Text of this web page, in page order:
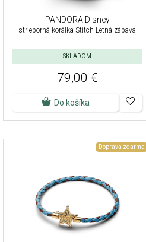
PANDORA Disney
strieborná korálka Stitch Letná zábava
SKLADOM
79,00 €
Do košíka
Doprava zdarma